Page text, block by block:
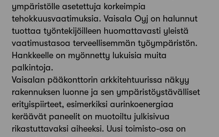
ympäristölle asetettuja korkeimpia
tehokkuusvaatimuksia. Vaisala Oyj on halunnut
tuottaa työntekijöilleen huomattavasti yleistä
vaatimustasoa terveellisemmän työympäristön.
Hankkeelle on myönnetty lukuisia muita
palkintoja.
Vaisalan pääkonttorin arkkitehtuurissa näkyy
rakennuksen luonne ja sen ympäristöystävälliset
erityispiirteet, esimerkiksi aurinkoenergiaa
keräävät paneelit on muotoiltu julkisivua
rikastuttavaksi aiheeksi. Uusi toimisto-osa on